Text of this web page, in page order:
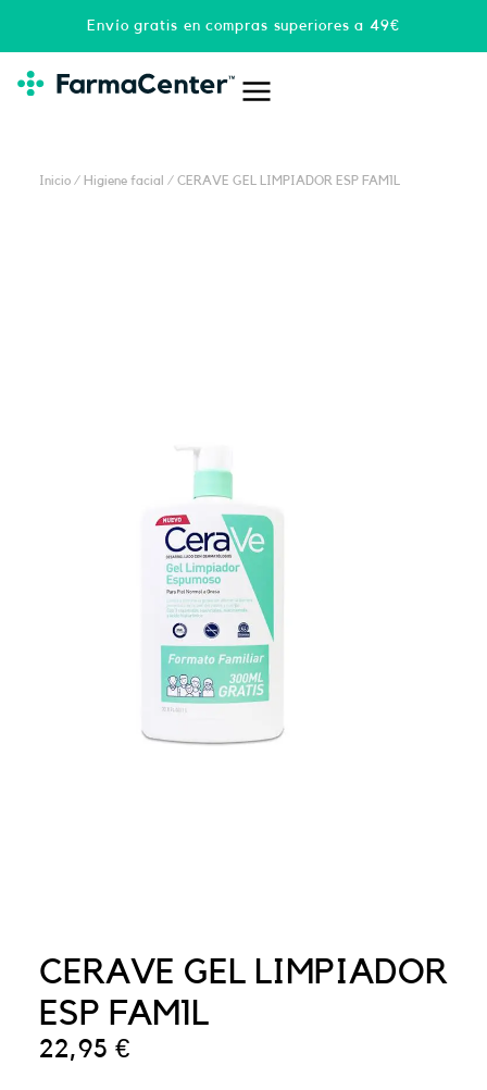
Envío gratis en compras superiores a 49€
Inicio / Higiene facial / CERAVE GEL LIMPIADOR ESP FAM1L
CERAVE GEL LIMPIADOR
ESP FAM1L
22,95€